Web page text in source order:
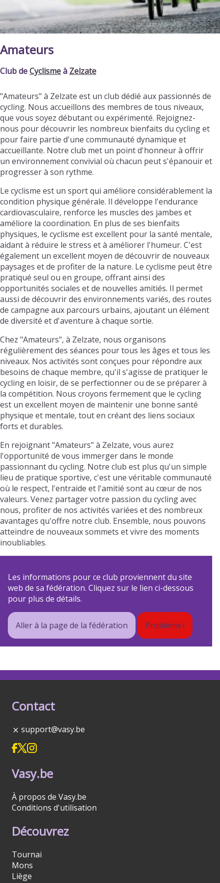
Amateurs
Club deCyclismeà Zelzate
"Amateurs" à Zelzate est un club dédié aux passionnés de
cycling. Nous accueillons des membres de tous niveaux,
que vous soyez débutant ou expérimenté. Rejoignez-
nous pour découvrir les nombreux bienfaits du cycling et
pour faire partie d'une communauté dynamique et
accueillante. Notre club met un point d'honneur à offrir
un environnement convivial où chacun peut s'épanouir et
progresser à son rythme.
Le cyclisme est un sport qui améliore considérablement la
condition physique générale. Il développe l'endurance
cardiovasculaire, renforce les muscles des jambes et
améliore la coordination. En plus de ses bienfaits
physiques, le cyclisme est excellent pour la santé mentale,
aidant à réduire le stress et à améliorer l'humeur. C'est
également un excellent moyen de découvrir de nouveaux
paysages et de profiter de la nature. Le cyclisme peut être
pratiqué seul ou en groupe, offrant ainsi des
opportunités sociales et de nouvelles amitiés. Il permet
aussi de découvrir des environnements variés, des routes
de campagne aux parcours urbains, ajoutant un élément
de diversité et d'aventure à chaque sortie.
Chez "Amateurs", à Zelzate, nous organisons
régulièrement des séances pour tous les âges et tous les
niveaux. Nos activités sont conçues pour répondre aux
besoins de chaque membre, qu'il s'agisse de pratiquer le
cycling en loisir, de se perfectionner ou de se préparer à
la compétition. Nous croyons fermement que le cycling
est un excellent moyen de maintenir une bonne santé
physique et mentale, tout en créant des liens sociaux
forts et durables.
En rejoignant "Amateurs" à Zelzate, vous aurez
l'opportunité de vous immerger dans le monde
passionnant du cycling. Notre club est plus qu'un simple
lieu de pratique sportive, c'est une véritable communauté
où le respect, l'entraide et l'amitié sont au cœur de nos
valeurs. Venez partager votre passion du cycling avec
nous, profiter de nos activités variées et des nombreux
avantages qu'offre notre club. Ensemble, nous pouvons
atteindre de nouveaux sommets et vivre des moments
inoubliables.
Les informations pour ce club proviennent du site
web de sa fédération. Cliquez sur le lien ci-dessous
pour plus de détails.
Aller à la page de la fédération Problème !
Contact
support@vasy.be
Vasy.be
À propos de Vasy.be
Conditions d'utilisation
Découvrez
Tournai
Mons
Liège